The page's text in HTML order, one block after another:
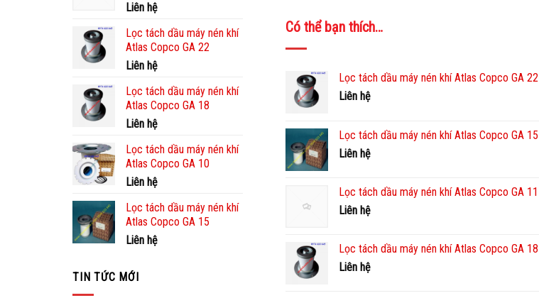
Có thể bạn thích…
Lọc tách dầu máy nén khí Atlas Copco GA 22
Liên hệ
Lọc tách dầu máy nén khí Atlas Copco GA 15
Liên hệ
Lọc tách dầu máy nén khí Atlas Copco GA 11
Liên hệ
Lọc tách dầu máy nén khí Atlas Copco GA 18
Liên hệ
Liên hệ
Lọc tách dầu máy nén khí
Atlas Copco GA 22
Liên hệ
Lọc tách dầu máy nén khí
Atlas Copco GA 18
Liên hệ
Lọc tách dầu máy nén khí
Atlas Copco GA 10
Liên hệ
Lọc tách dầu máy nén khí
Atlas Copco GA 15
Liên hệ
TIN TỨC MỚI